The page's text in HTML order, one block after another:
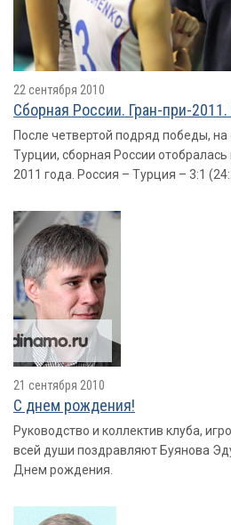
22 сентября 2010
Сборная России. Гран-при-
После четвертой подряд победы,
Турции, сборная России
2011 года. Россия – Турция – 3:1
21 сентября 2010
С днем рождения!
Руководство и коллектив клуба,
всей души поздравляют Буянова
Днем рождения.